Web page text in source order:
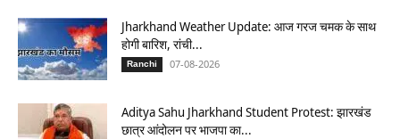
Jharkhand Weather Update: आज गरज चमक के साथ
होगी बारिश, रांची...
Ranchi 07-08-2026
Aditya Sahu Jharkhand Student Protest: झारखंड
छात्र आंदोलन पर भाजपा का...